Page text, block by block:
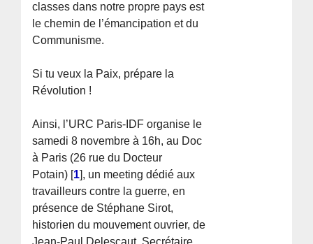
classes dans notre propre pays est
le chemin de l’émancipation et du
Communisme.
Si tu veux la Paix, prépare la
Révolution !
Ainsi, l’URC Paris-IDF organise le
samedi 8 novembre à 16h, au Doc
à Paris (26 rue du Docteur
Potain) 1 , un meeting dédié aux
travailleurs contre la guerre, en
présence de Stéphane Sirot,
historien du mouvement ouvrier, de